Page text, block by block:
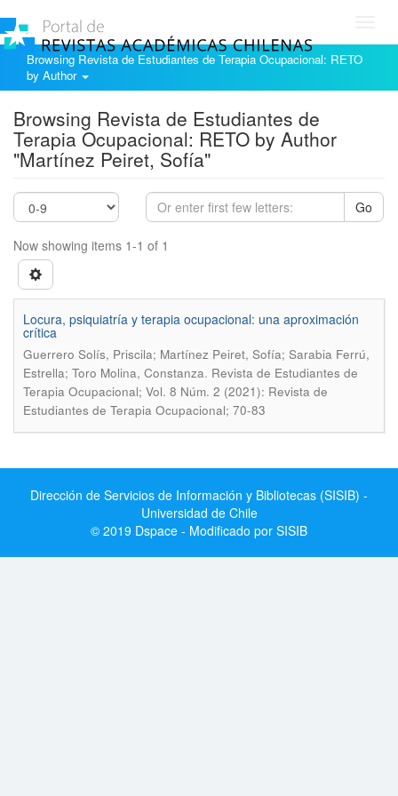
Browsing Revista de Estudiantes de Terapia Ocupacional: RETO
by Author
Browsing Revista de Estudiantes de
Terapia Ocupacional: RETO by Author
"Martínez Peiret, Sofía"
Go
Now showing items 1-1 of 1
Locura, psiquiatría y terapia ocupacional: una aproximación
crítica
Guerrero Solís, Priscila; Martínez Peiret, Sofía; Sarabia Ferrú,
Estrella; Toro Molina, Constanza. Revista de Estudiantes de
Terapia Ocupacional; Vol. 8 Núm. 2 (2021): Revista de
Estudiantes de Terapia Ocupacional; 70-83
Dirección de Servicios de Información y Bibliotecas (SISIB) -
Universidad de Chile
© 2019 Dspace - Modificado por SISIB